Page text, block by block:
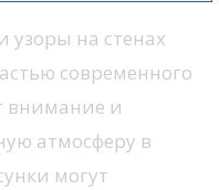
узоры на стенах
современного
внимание и
атмосферу в
могут